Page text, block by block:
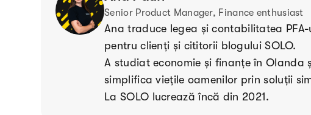
Senior Product Manager, Finance enthusiast
Ana traduce legea și contabilitatea
pentru clienți și cititorii blogului SOLO.
A studiat economie și finanțe în Olanda
simplifica viețile oamenilor prin soluții
La SOLO lucrează încă din 2021.